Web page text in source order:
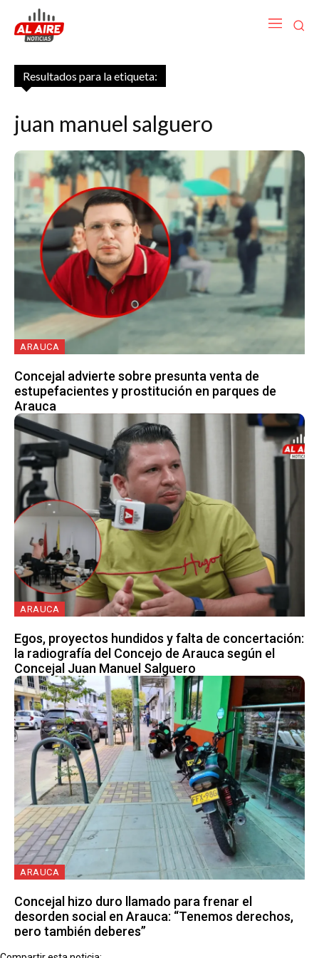
Resultados para la etiqueta:
juan manuel salguero
ARAUCA
Concejal advierte sobre presunta venta de
estupefacientes y prostitución en parques de
Arauca
ARAUCA
Egos, proyectos hundidos y falta de concertación:
la radiografía del Concejo de Arauca según el
Concejal Juan Manuel Salguero
ARAUCA
Concejal hizo duro llamado para frenar el
desorden social en Arauca: “Tenemos derechos,
pero también deberes”